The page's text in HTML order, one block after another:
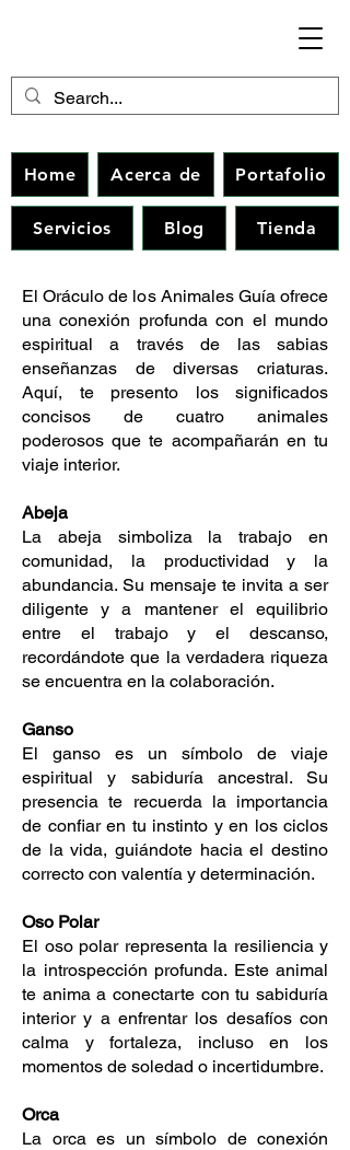
Home Acerca de Portafolio
Servicios Blog Tienda
El Oráculo de los Animales Guía ofrece
una conexión profunda con el mundo
espiritual a través de las sabias
enseñanzas de diversas criaturas.
Aquí, te presento los significados
concisos de cuatro animales
poderosos que te acompañarán en tu
viaje interior.
Abeja
La abeja simboliza la trabajo en
comunidad, la productividad y la
abundancia. Su mensaje te invita a ser
diligente y a mantener el equilibrio
entre el trabajo y el descanso,
recordándote que la verdadera riqueza
se encuentra en la colaboración.
Ganso
El ganso es un símbolo de viaje
espiritual y sabiduría ancestral. Su
presencia te recuerda la importancia
de confiar en tu instinto y en los ciclos
de la vida, guiándote hacia el destino
correcto con valentía y determinación.
Oso Polar
El oso polar representa la resiliencia y
la introspección profunda. Este animal
te anima a conectarte con tu sabiduría
interior y a enfrentar los desafíos con
calma y fortaleza, incluso en los
momentos de soledad o incertidumbre.
Orca
La orca es un símbolo de conexión